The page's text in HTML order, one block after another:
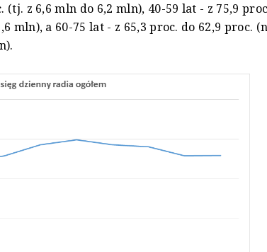
(tj. z 6,6 mln do 6,2 mln), 40-59 lat - z 75,9
mln), a 60-75 lat - z 65,3 proc. do 62,9 proc.